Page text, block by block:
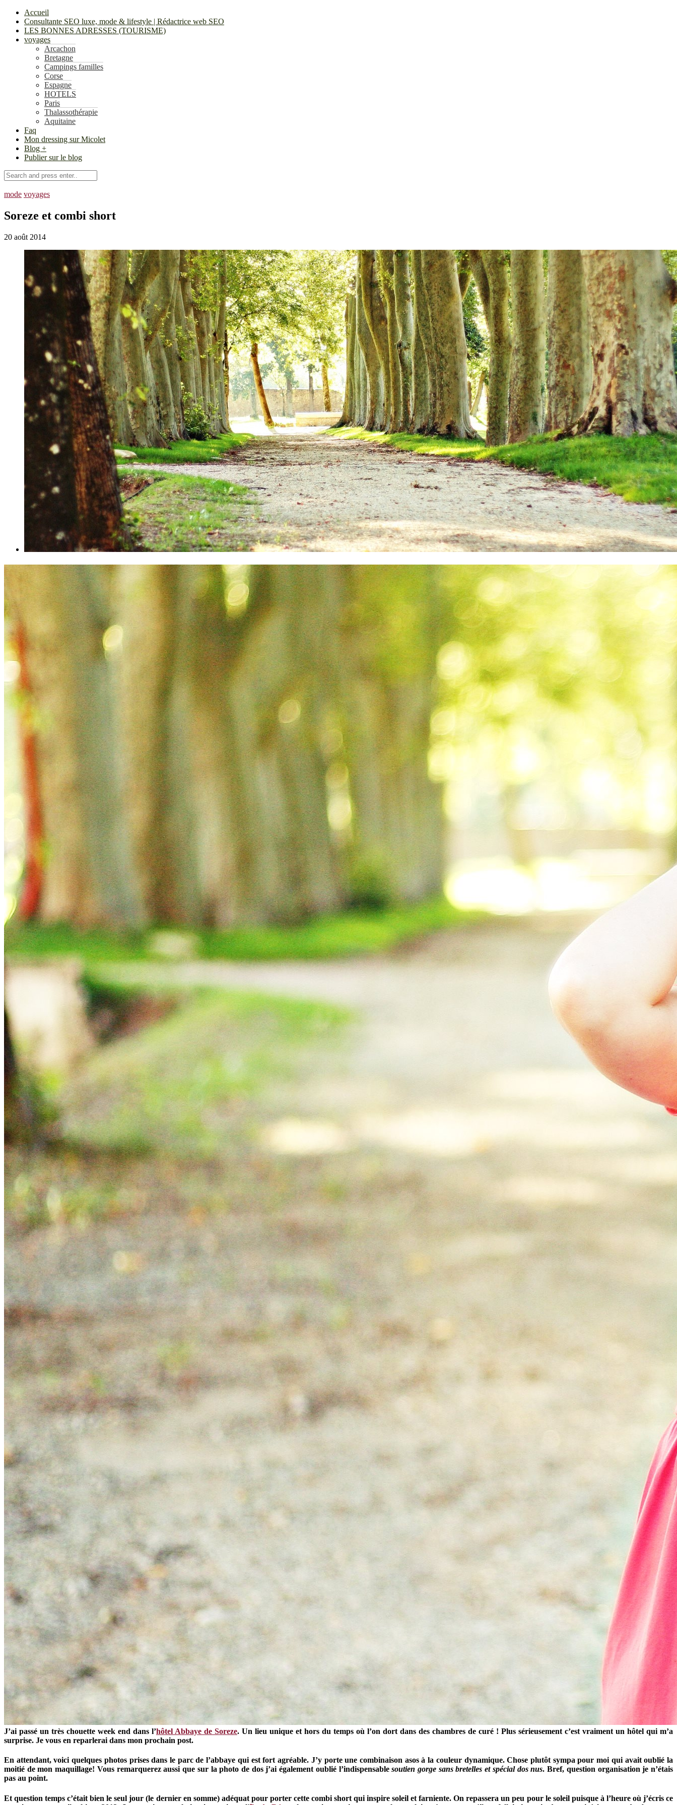
Accueil
Consultante SEO luxe, mode & lifestyle | Rédactrice web SEO
LES BONNES ADRESSES (TOURISME)
voyages
Arcachon
Bretagne
Campings familles
Corse
Espagne
HOTELS
Paris
Thalassothérapie
Aquitaine
Faq
Mon dressing sur Micolet
Blog +
Publier sur le blog
mode voyages
Soreze et combi short
20 août 2014
J’ai passé un très chouette week end dans l’hôtel Abbaye de Soreze. Un lieu unique et hors du temps où l’on dort dans des chambres de curé ! Plus sérieusement c’est vraiment un hôtel qui m’a
surprise. Je vous en reparlerai dans mon prochain post.
En attendant, voici quelques photos prises dans le parc de l’abbaye qui est fort agréable. J’y porte une combinaison asosà la couleur dynamique. Chose plutôt sympa pour moi qui avait oublié la
moitié de mon maquillage! Vous remarquerez aussi que sur la photo de dos j’ai également oublié l’indispensablesoutien gorge sans bretelles et spécial dos nus. Bref, question organisation je n’étais
pas au point.
Et question temps c’était bien le seul jour (le dernier en somme) adéquat pour porter cette combi short qui inspire soleil et farniente. On repassera un peu pour le soleil puisque à l’heure où j’écris ce